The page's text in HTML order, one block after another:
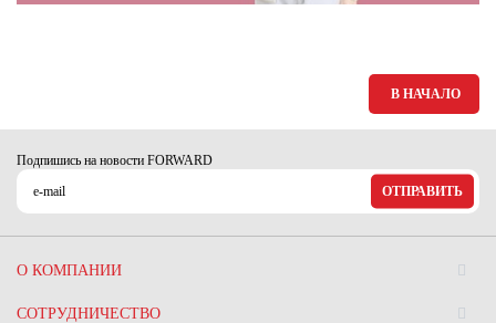
В НАЧАЛО
Подпишись на новости FORWARD
ОТПРАВИТЬ
О КОМПАНИИ
СОТРУДНИЧЕСТВО